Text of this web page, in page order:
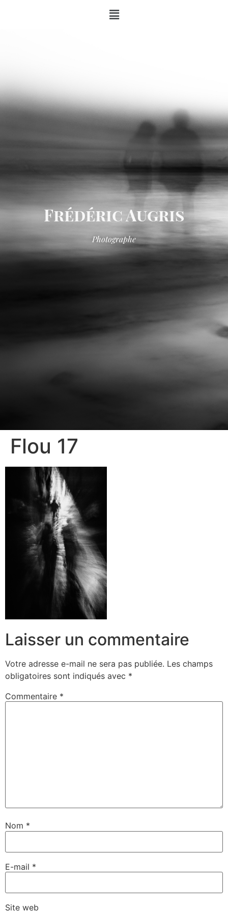
Frédéric Augris
Photographe
Flou 17
Laisser un commentaire
Votre adresse e-mail ne sera pas publiée. Les champs
obligatoires sont indiqués avec *
Commentaire *
Nom *
E-mail *
Site web